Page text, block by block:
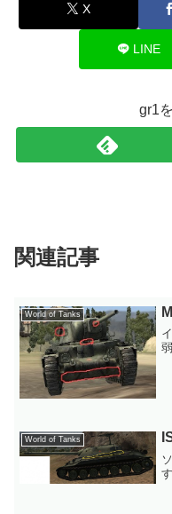
X
LINE
gr1
関連記事
World of Tanks
World of Tanks
す